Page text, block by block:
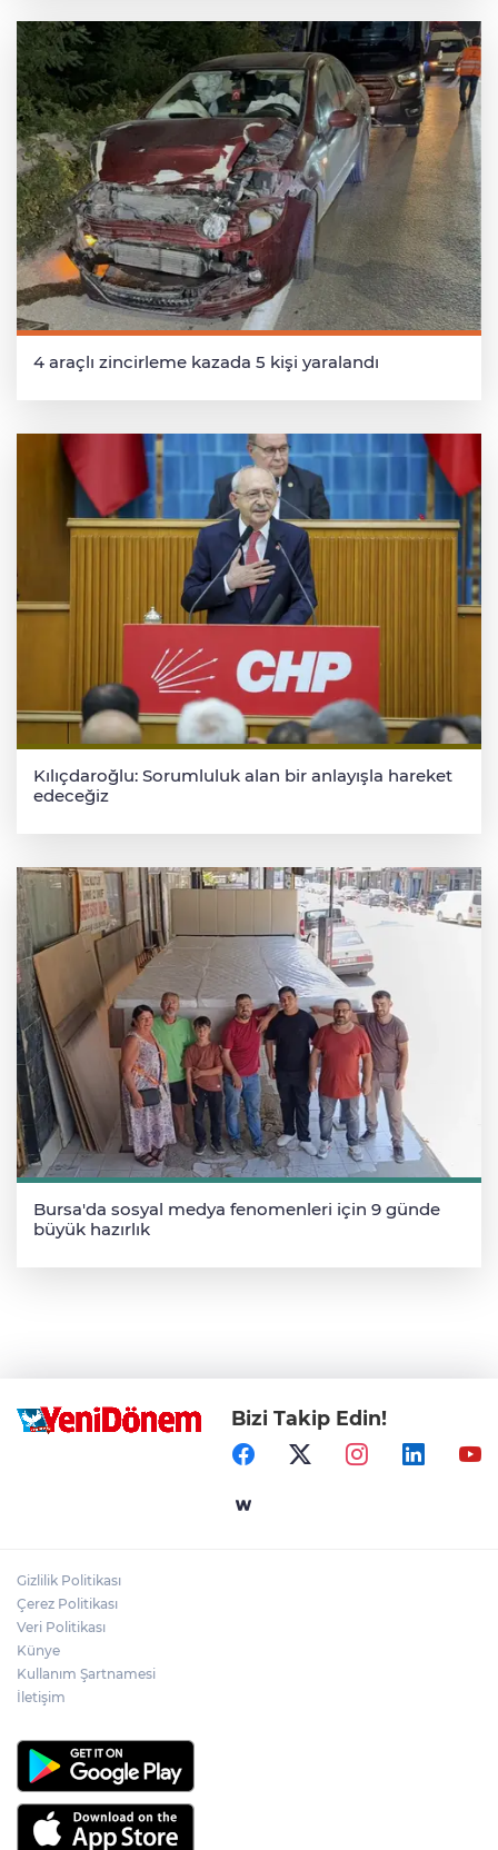
4 araçlı zincirleme kazada 5 kişi yaralandı
Kılıçdaroğlu: Sorumluluk alan bir anlayışla hareket
edeceğiz
Bursa'da sosyal medya fenomenleri için 9 günde
büyük hazırlık
Bizi Takip Edin!
Gizlilik Politikası
Çerez Politikası
Veri Politikası
Künye
Kullanım Şartnamesi
İletişim